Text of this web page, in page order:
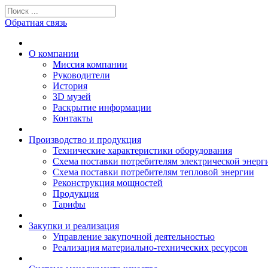
Обратная связь
О компании
Миссия компании
Руководители
История
3D музей
Раскрытие информации
Контакты
Производство и продукция
Технические характеристики оборудования
Схема поставки потребителям электрической
Схема поставки потребителям тепловой энергии
Реконструкция мощностей
Продукция
Тарифы
Закупки и реализация
Управление закупочной деятельностью
Реализация материально-технических ресурсов